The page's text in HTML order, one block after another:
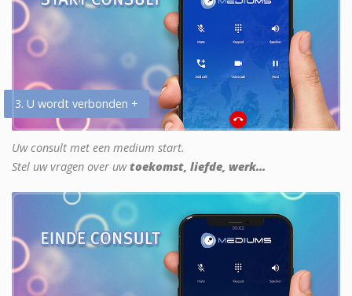
3. U wordt verbonden +
Uw consult met een medium start.
Stel uw vragen over uwtoekomst, liefde, werk...